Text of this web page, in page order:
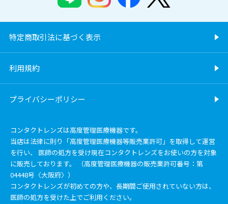
特定商取引法に基づく表示
利用規約
プライバシーポリシー
コンタクトレンズは高度管理医療機器です。
当店は法律に則り「高度管理医療機器等販売業許可」を取得して運営
を行い、 医師の処方を受け現在コンタクトレンズをお使いの方を対象
に販売しております。 （高度管理医療機器の販売業許可番号：第
04448号〈大阪府〉）
コンタクトレンズが初めての方や、長期間ご使用されていない方は、
医師の処方を受けた上でご利用ください。